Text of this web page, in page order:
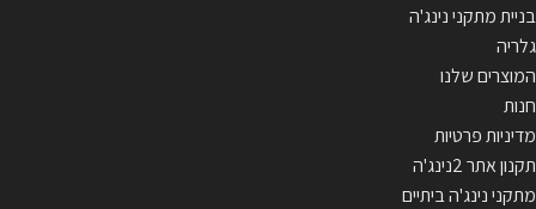
בניית מתקני נינג'ה
גלריה
המוצרים שלנו
חנות
מדיניות פרטיות
תקנון אתר 2נינג'ה
מתקני נינג'ה ביתיים